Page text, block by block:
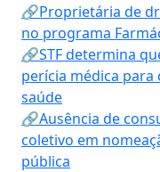
🔗Proprietária de
no programa
🔗STF determina
perícia médica
saúde
🔗Ausência de
coletivo em
pública